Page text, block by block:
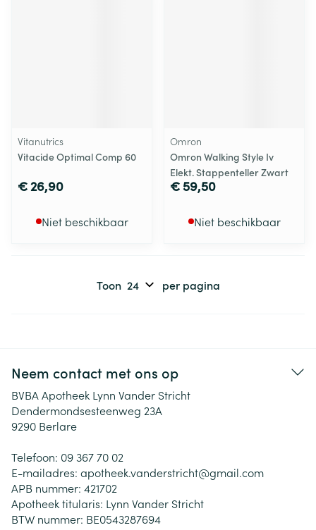
Vitanutrics
Vitacide Optimal Comp 60
€ 26,90
Niet beschikbaar
Omron
Omron Walking Style Iv
Elekt. Stappenteller Zwart
€ 59,50
Niet beschikbaar
Toon per pagina
Neem contact met ons op
BVBA Apotheek Lynn Vander Stricht
Dendermondsesteenweg 23A
9290 Berlare
Telefoon: 09 367 70 02
E-mailadres: apotheek.vanderstricht@gmail.com
APB nummer: 421702
Apotheek titularis: Lynn Vander Stricht
BTW nummer: BE0543287694